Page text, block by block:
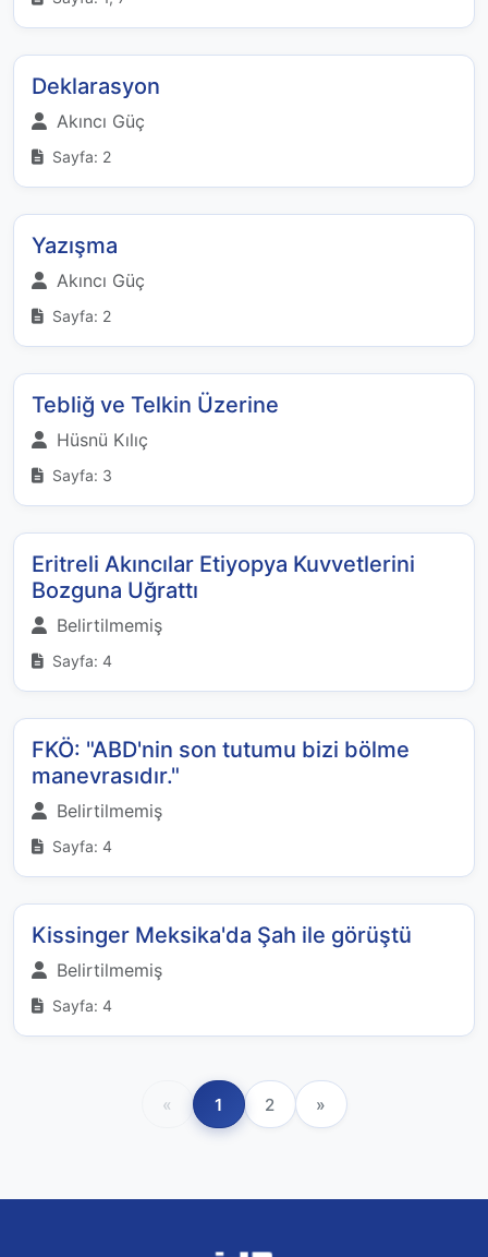
Deklarasyon
Akıncı Güç
Sayfa: 2
Yazışma
Akıncı Güç
Sayfa: 2
Tebliğ ve Telkin Üzerine
Hüsnü Kılıç
Sayfa: 3
Eritreli Akıncılar Etiyopya Kuvvetlerini
Bozguna Uğrattı
Belirtilmemiş
Sayfa: 4
FKÖ: "ABD'nin son tutumu bizi bölme
manevrasıdır."
Belirtilmemiş
Sayfa: 4
Kissinger Meksika'da Şah ile görüştü
Belirtilmemiş
Sayfa: 4
« 1 2 »